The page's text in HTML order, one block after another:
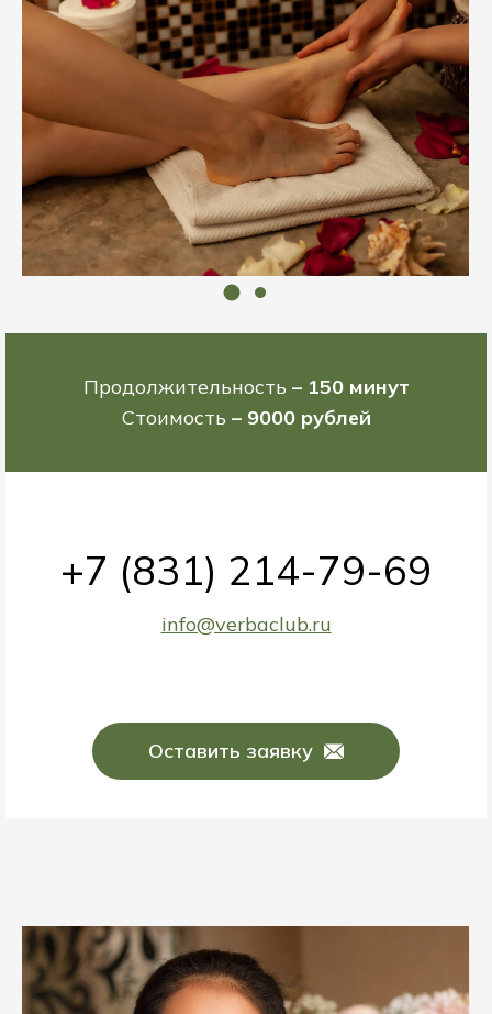
Продолжительность – 150 минут
Стоимость – 9000 рублей
+7 (831) 214-79-69
info@verbaclub.ru
Оставить заявку